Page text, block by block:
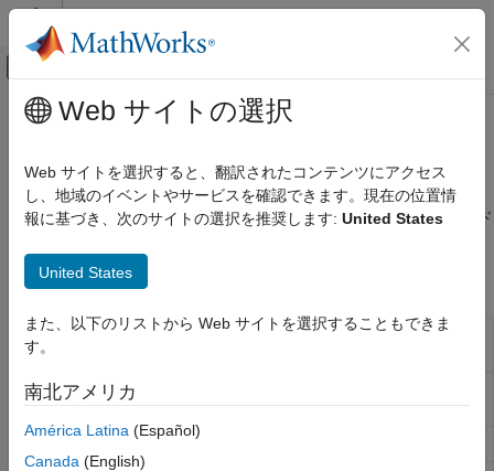
コンテンツへスキップ
オフキャンバス ナビゲーション メ
ドキュメンテーションのホーム
データのインポートと解析
データのインポートとエクスポート
カテゴリ
FTP ファイルの操作
モノのインターネット (IoT) のデータ
メインコンテンツ
FTP ファイルの操作
FTP サーバーでのファイルへのアクセス
ftpを使用して FTP サーバーに接続し、ファイルのダウンロード
関数
ftp
FTP サーバーのファイルにアクセスするための接
sftp
SFTP サーバーのファイルにアクセスするための接
続(R2021b 以降)
FTP 転送モードを ASCII に設定
Web サイトの選択
Web サイトを選択すると、翻訳されたコンテンツにアクセス
し、地域のイベントやサービスを確認できます。現在の位置情
報に基づき、次のサイトの選択を推奨します: United States
United States
また、以下のリストから Web サイトを選択することもできま
す。
南北アメリカ
América Latina (Español)
Canada (English)